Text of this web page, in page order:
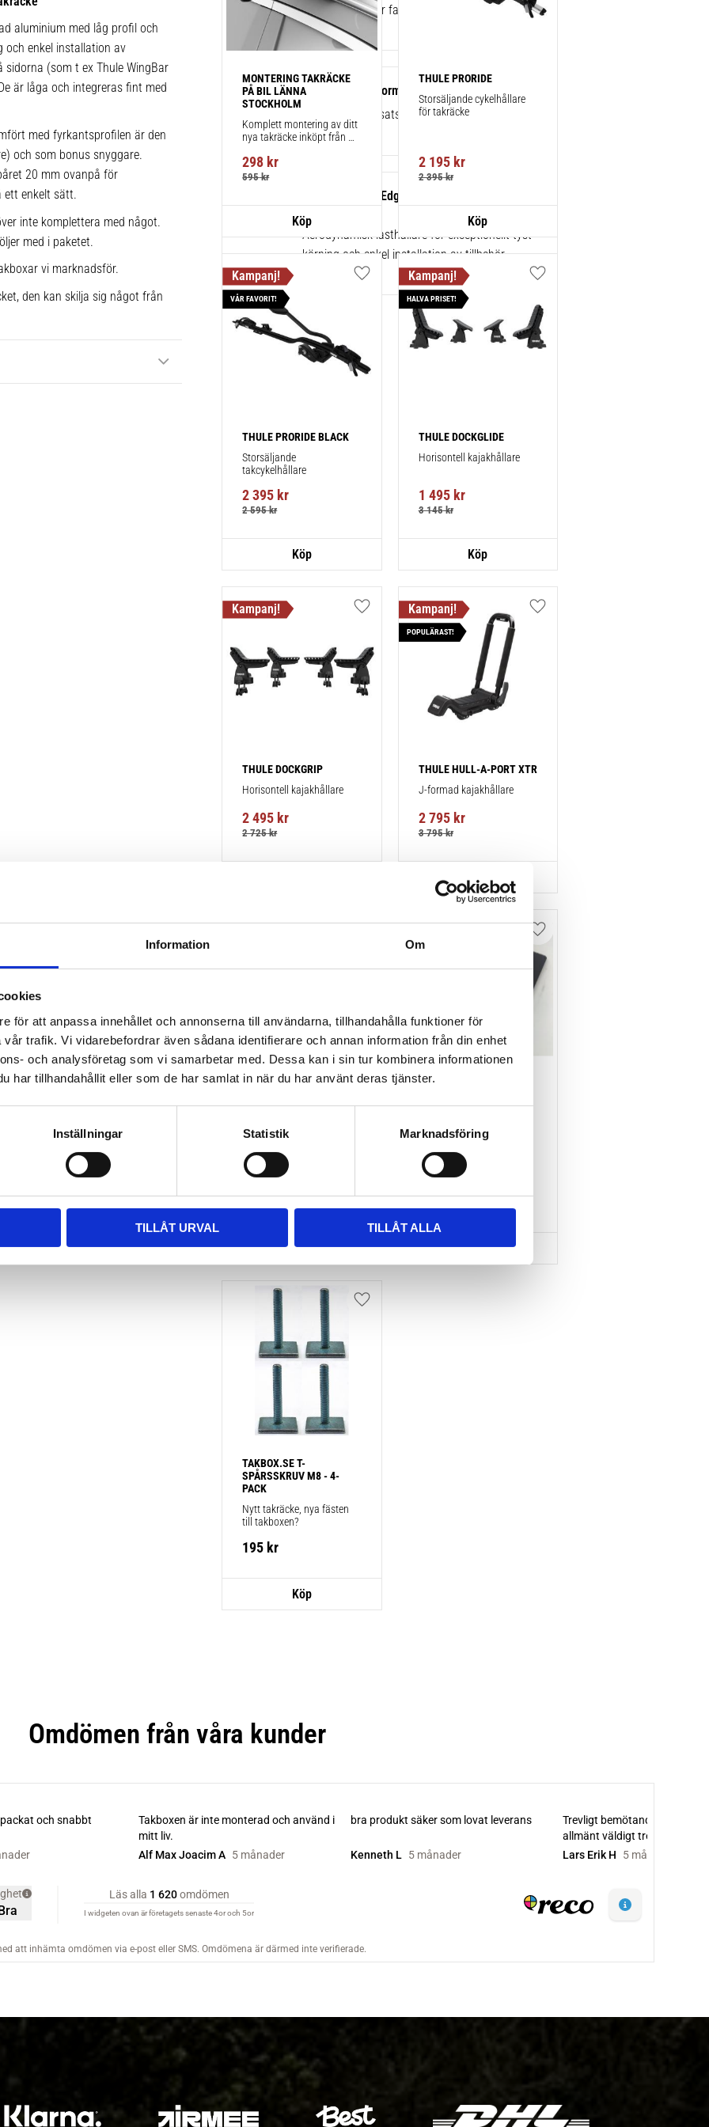
Information Om
för att anpassa innehållet och annonserna till användarna, tillhandahålla funktioner för
trafik. Vi vidarebefordrar även sådana identifierare och annan information från din enhet
och analysföretag som vi samarbetar med. Dessa kan i sin tur kombinera informationen
har tillhandahållit eller som de har samlat in när du har använt deras tjänster.
Inställningar Statistik Marknadsföring
TILLÅT URVAL TILLÅT ALLA
aluminium med låg profil och
och enkel installation av
sidorna (som t ex Thule WingBar
är låga och integreras fint med
med fyrkantsprofilen är den
och som bonus snyggare.
20 mm ovanpå för
ett enkelt sätt.
inte komplettera med något.
med i paketet.
vi marknadsför.
den kan skilja sig något från
för takräcke eller fabriksmonterade räcken.
1 st
Thule Kitsats Normalt tak 4-pack – 145063
Fordonsunik kitsats
1 st
Thule WingBar Edge Black 104 cm 1-pack
721520
Aerodynamisk lasthållare för exceptionellt tyst
körning och enkel installation av tillbehör.
MONTERING TAKRÄCKE
PÅ BIL LÄNNA
STOCKHOLM
Komplett montering av ditt
nya takräcke inköpt från
montering på din bil.
298 kr
595kr
THULE PRORIDE
Storsäljande cykelhållare
för takräcke
2 195kr
2 395kr
THULE PRORIDE BLACK
Storsäljande
takcykelhållare
2 395 kr
2 595kr
VÅR FAVORIT!
Lägg till i favoriter
THULE DOCKGLIDE
Horisontell kajakhållare
1 495kr
3 145kr
HALVA PRISET!
Lägg till i favoriter
THULE DOCKGRIP
Horisontell kajakhållare
2 495 kr
2 725kr
Lägg till i favoriter
THULE HULL-A-PORT XTR
J-formad kajakhållare
2 795kr
3 795kr
POPULÄRAST!
Lägg till i favoriter
MONTERINGSSATS U-
100 MM 4-PACK
Nytt takräcke, nya fästen
till takboxen?
Lägg till i favoriter
SPÅRSADAPTER 20X24
Nytt takräcke, nya fästen
till takboxen?
Lägg till i favoriter
TAKBOX.SE T-
SPÅRSSKRUV M8 - 4-
PACK
Nytt takräcke, nya fästen
till takboxen?
195 kr
Lägg till i favoriter